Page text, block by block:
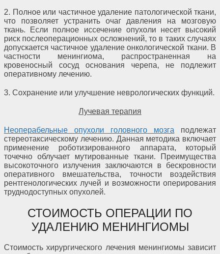
2. Полное или частичное удаление патологической ткани,
что позволяет устранить очаг давления на мозговую
ткань. Если полное иссечение опухоли несет высокий
риск послеоперационных осложнений, то в таких случаях
допускается частичное удаление онкологической ткани. В
частности менингиома, распространенная на
кровеносный сосуд основания черепа, не подлежит
оперативному лечению.
3. Сохранение или улучшение неврологических функций.
Лучевая терапия
Неоперабельные опухоли головного мозга подлежат
стереотаксическому лечению. Данная методика включает
применение роботизированного аппарата, который
точечно облучает мутированные ткани. Преимущества
высокоточного излучения заключаются в бескровности
оперативного вмешательства, точности воздействия
рентгенологических лучей и возможности оперирования
труднодоступных опухолей.
СТОИМОСТЬ ОПЕРАЦИИ ПО
УДАЛЕНИЮ МЕНИНГИОМЫ
Стоимость хирургического лечения менингиомы зависит